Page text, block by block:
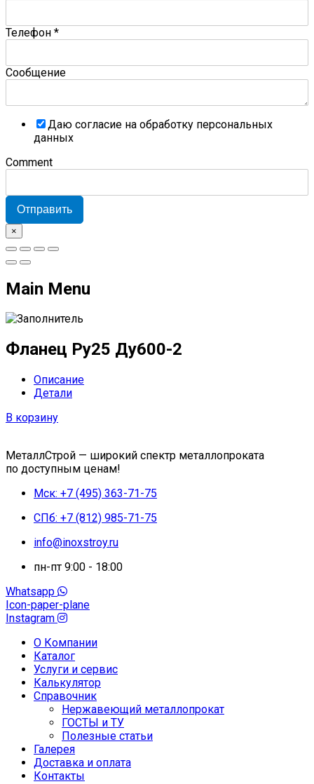
Телефон *
Сообщение
Даю согласие на обработку персональных
данных
Comment
Отправить
×
Main Menu
Фланец Ру25 Ду600-2
Описание
Детали
В корзину
МеталлСтрой — широкий спектр металлопроката
по доступным ценам!
Мск: +7 (495) 363-71-75
СПб: +7 (812) 985-71-75
info@inoxstroy.ru
пн-пт 9:00 - 18:00
Whatsapp
Icon-paper-plane
Instagram
О Компании
Каталог
Услуги и сервис
Калькулятор
Справочник
Нержавеющий металлопрокат
ГОСТЫ и ТУ
Полезные статьи
Галерея
Доставка и оплата
Контакты